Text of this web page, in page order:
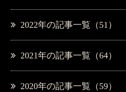
2022年の記事一覧（51）
2021年の記事一覧（64）
2020年の記事一覧（59）